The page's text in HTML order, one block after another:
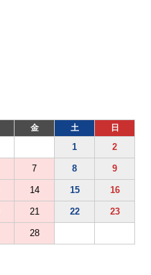
金 土 日
1 2
7 8 9
14 15 16
21 22 23
28